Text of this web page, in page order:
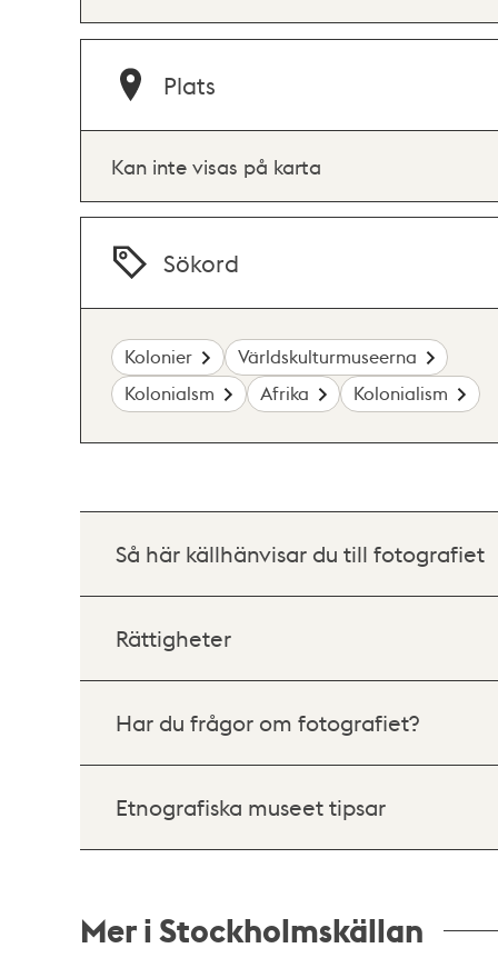
Plats
Kan inte visas på karta
Sökord
Kolonier
Världskulturmuseerna
Kolonialsm
Afrika Kolonialism
Så här källhänvisar du till fotografiet
Rättigheter
Har du frågor om fotografiet?
Etnografiska museet tipsar
Mer i Stockholmskällan